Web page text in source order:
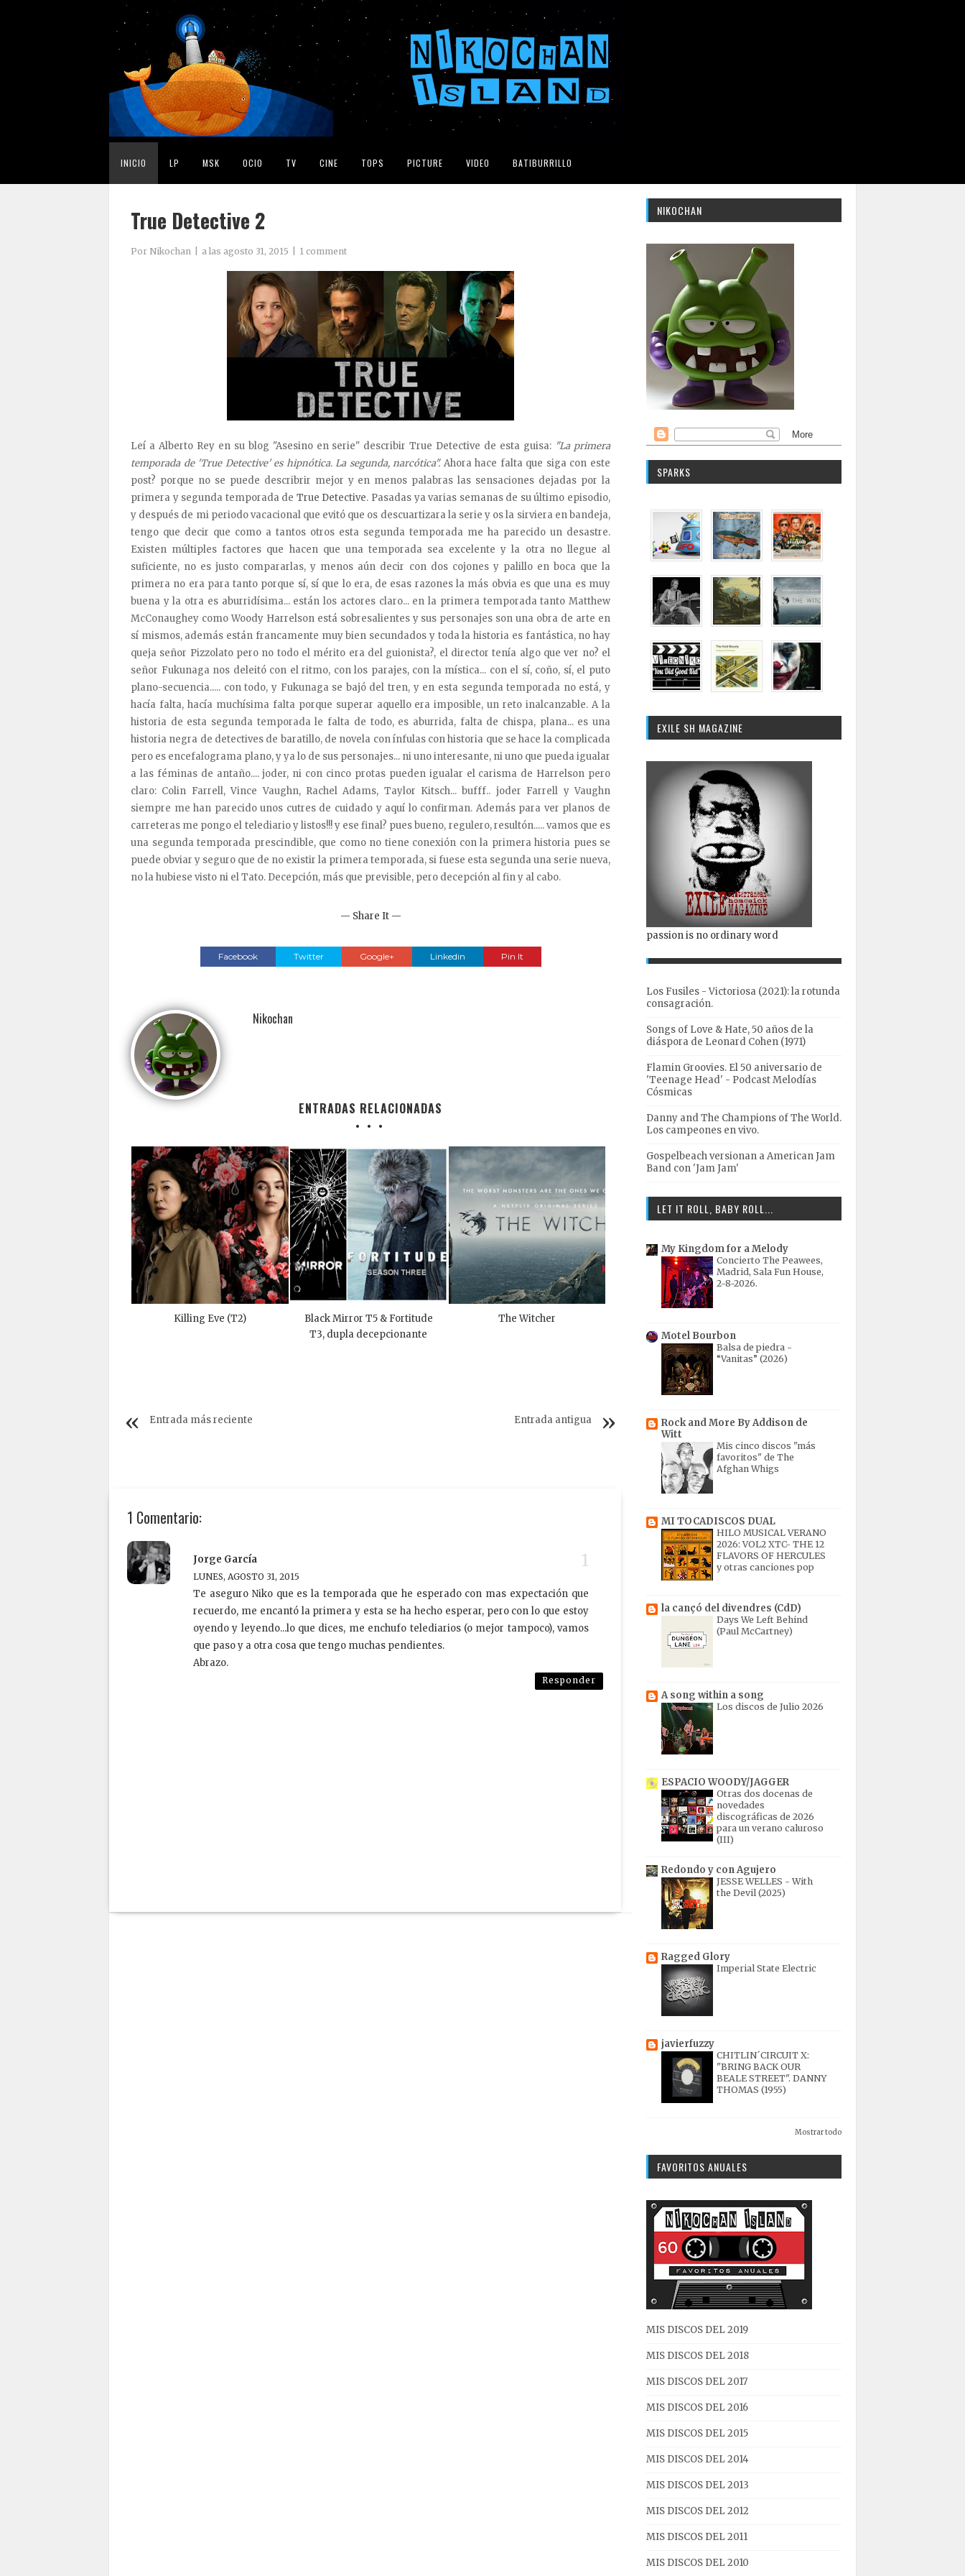
INICIO LP MSK OCIO TV CINE TOPS PICTURE VIDEO BATIBURRILLO
True Detective 2
Por Nikochan a las agosto 31, 2015 1 comment
Leí a Alberto Rey en su blog "Asesino en serie" describir True Detective de esta guisa: "La primera
temporada de 'True Detective' es hipnótica. La segunda, narcótica". Ahora hace falta que siga con este
post? porque no se puede describrir mejor y en menos palabras las sensaciones dejadas por la
primera y segunda temporada de True Detective. Pasadas ya varias semanas de su último episodio,
y después de mi periodo vacacional que evitó que os descuartizara la serie y os la sirviera en bandeja,
tengo que decir que como a tantos otros esta segunda temporada me ha parecido un desastre.
Existen múltiples factores que hacen que una temporada sea excelente y la otra no llegue al
suficiente, no es justo compararlas, y menos aún decir con dos cojones y palillo en boca que la
primera no era para tanto porque sí, sí que lo era, de esas razones la más obvia es que una es muy
buena y la otra es aburridísima... están los actores claro... en la primera temporada tanto Matthew
McConaughey como Woody Harrelson está sobresalientes y sus personajes son una obra de arte en
sí mismos, además están francamente muy bien secundados y toda la historia es fantástica, no hay
queja señor Pizzolato pero no todo el mérito era del guionista?, el director tenía algo que ver no? el
señor Fukunaga nos deleitó con el ritmo, con los parajes, con la mística... con el sí, coño, sí, el puto
plano-secuencia..... con todo, y Fukunaga se bajó del tren, y en esta segunda temporada no está, y
hacía falta, hacía muchísima falta porque superar aquello era imposible, un reto inalcanzable. A la
historia de esta segunda temporada le falta de todo, es aburrida, falta de chispa, plana... es una
historia negra de detectives de baratillo, de novela con ínfulas con historia que se hace la complicada
pero es encefalograma plano, y ya lo de sus personajes... ni uno interesante, ni uno que pueda igualar
a las féminas de antaño.... joder, ni con cinco protas pueden igualar el carisma de Harrelson pero
claro: Colin Farrell, Vince Vaughn, Rachel Adams, Taylor Kitsch... bufff.. joder Farrell y Vaughn
siempre me han parecido unos cutres de cuidado y aquí lo confirman. Además para ver planos de
carreteras me pongo el telediario y listos!!! y ese final? pues bueno, regulero, resultón..... vamos que es
una segunda temporada prescindible, que como no tiene conexión con la primera historia pues se
puede obviar y seguro que de no existir la primera temporada, si fuese esta segunda una serie nueva,
no la hubiese visto ni el Tato. Decepción, más que previsible, pero decepción al fin y al cabo.
— Share It —
Facebook Twitter Google+ Linkedin Pin It
Nikochan
ENTRADAS RELACIONADAS
Killing Eve (T2)
Black Mirror T5 & Fortitude
T3, dupla decepcionante
The Witcher
Entrada más reciente Entrada antigua
1 Comentario:
Jorge García
LUNES, AGOSTO 31, 2015
Te aseguro Niko que es la temporada que he esperado con mas expectación que
recuerdo, me encantó la primera y esta se ha hecho esperar, pero con lo que estoy
oyendo y leyendo...lo que dices, me enchufo telediarios (o mejor tampoco), vamos
que paso y a otra cosa que tengo muchas pendientes.
Abrazo.
Responder
NIKOCHAN
SPARKS
EXILE SH MAGAZINE
passion is no ordinary word
Los Fusiles - Victoriosa (2021): la rotunda
consagración.
Songs of Love & Hate, 50 años de la
diáspora de Leonard Cohen (1971)
Flamin Groovies. El 50 aniversario de
'Teenage Head' - Podcast Melodías
Cósmicas
Danny and The Champions of The World.
Los campeones en vivo.
Gospelbeach versionan a American Jam
Band con 'Jam Jam'
LET IT ROLL, BABY ROLL...
My Kingdom for a Melody
Concierto The Peawees,
Madrid, Sala Fun House,
2-8-2026.
Motel Bourbon
Balsa de piedra -
“Vanitas” (2026)
Rock and More By Addison de
Witt
Mis cinco discos "más
favoritos" de The
Afghan Whigs
MI TOCADISCOS DUAL
HILO MUSICAL VERANO
2026: VOL2 XTC- THE 12
FLAVORS OF HERCULES
y otras canciones pop
la cançó del divendres (CdD)
Days We Left Behind
(Paul McCartney)
A song within a song
Los discos de Julio 2026
ESPACIO WOODY/JAGGER
Otras dos docenas de
novedades
discográficas de 2026
para un verano caluroso
(III)
Redondo y con Agujero
JESSE WELLES - With
the Devil (2025)
Ragged Glory
Imperial State Electric
javierfuzzy
CHITLIN´CIRCUIT X:
"BRING BACK OUR
BEALE STREET". DANNY
THOMAS (1955)
Mostrar todo
FAVORITOS ANUALES
MIS DISCOS DEL 2019
MIS DISCOS DEL 2018
MIS DISCOS DEL 2017
MIS DISCOS DEL 2016
MIS DISCOS DEL 2015
MIS DISCOS DEL 2014
MIS DISCOS DEL 2013
MIS DISCOS DEL 2012
MIS DISCOS DEL 2011
MIS DISCOS DEL 2010